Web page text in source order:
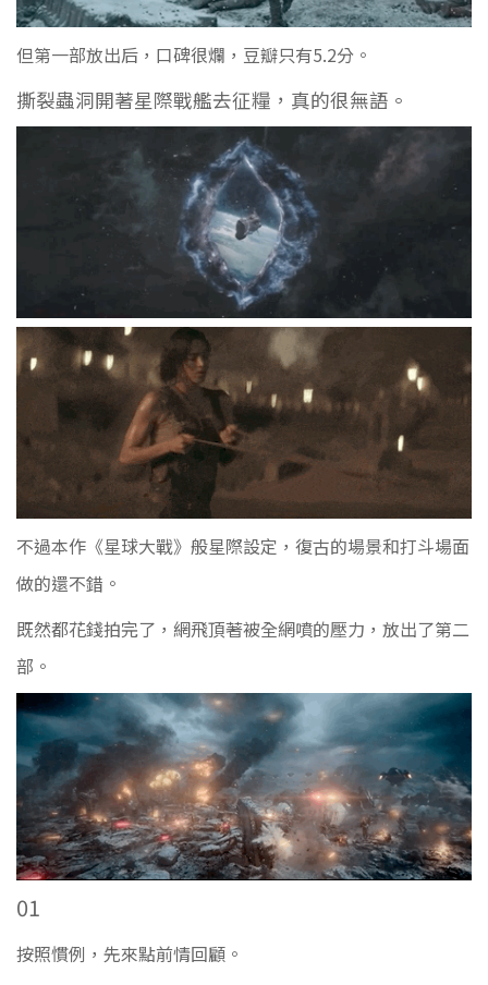
但第一部放出后，口碑很爛，豆瓣只有5.2分。
撕裂蟲洞開著星際戰艦去征糧，真的很無語。
不過本作《星球大戰》般星際設定，復古的場景和打斗場面
做的還不錯。
既然都花錢拍完了， 網飛頂著被全網噴的壓力，放出了第二
部。
01
按照慣例，先來點前情回顧。